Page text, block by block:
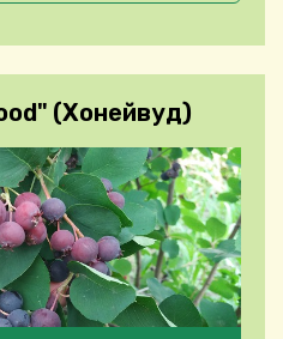
(Хонейвуд)